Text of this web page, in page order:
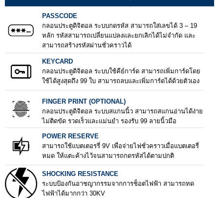
PASSCODE
กลอนประตูดิจิตอล ระบบกดรหัส สามารถใส่เลขได้ 3 – 19
หลัก รหัสสามารถเปลี่ยนแปลงและยกเลิกได้ไม่จำกัด และ
สามารถสร้างรหัสผ่านชั่วคราวได้
KEYCARD
กลอนประตูดิจิตอล ระบบใช้คีย์การ์ด สามารถเพิ่มการ์ดโดย
ใช้ได้สูงสุดถึง 99 ใบ สามารถลบและเพิ่มการ์ดได้ด้วยตัวเอง
FINGER PRINT (OPTIONAL)
กลอนประตูดิจิตอล ระบบสแกนนิ้ว สามารถสแกนอ่านได้ง่าย
ไม่ติดขัด รวดเร็วและแม่นยำ รองรับ 99 ลายนิ้วมือ
POWER RESERVE
สามารถใช้แบตเตอรรี่ 9V เพื่อจ่ายไฟชั่วคราวเมื่อแบตเตอรี่
หมด ให้แตะค้างไว้จนสามารถกดรหัสได้ตามปกติ
SHOCKING RESISTANCE
ระบบป้องกันอาชญากรรมจากการช็อตไฟฟ้า สามารถทด
ไฟฟ้าได้มากกว่า 30KV